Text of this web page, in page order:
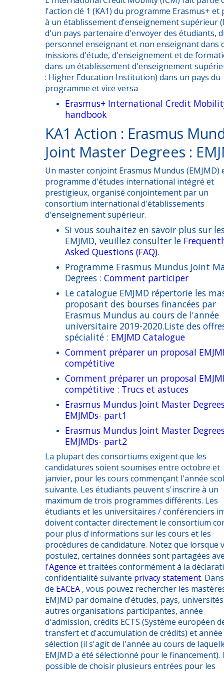
Jeunesse et Associations
KA1 Action: International Credit Mobility (ICM)
KA2 Action: Erasmus Mundus Joint Master Degrees
(EMJM)/Erasmus Mundus Design Measures (EMDM)
KA2 Action: Capacity Building in the field of Higher
Education (CBHE)
KA2 Action: Capacity Building in the field of Vocational
KA2 Action: Capacity Building in the field of Youth (CBY)
Jean Monnet Action
Erasmus+ Virtual Exchange
ErasmusDays
Grantholders Meeting
HERE@Tunisia
Clusters-Mretings Impact des projets CBHE
Recommandations Cluster Meeting Impact CBHE 2015-
2021
Rapport Etude Impact
Liste des Projets CBHE Erasmus+ Tunisiens
Liste des Projets Intra-Africa Erasmus+ Tunisiens
Liste des Universités Etatiques en Tunisie
Liste des Universités Privées en Tunisie
Priorités Nationales
Statistiques
Application Mobile
Liens&Docs Utiles
Actualités
Actualités
News Erasmus+
Contact
Points de Contacts
Présentation du Bureau
l'action clé 1 (KA1) du programme Erasmus+ et
à un établissement d'enseignement supérieur
d'un pays partenaire d'envoyer des étudiants,
personnel enseignant et non enseignant dans
missions d'étude, d'enseignement et de
dans un établissement d'enseignement
: Higher Education Institution) dans un pays du
programme et vice versa
Erasmus+ International Credit
handbook
KA1 Action : Erasmus
Joint Master Degrees :
Un master conjoint Erasmus Mundus (EMJMD)
programme d'études international intégré et
prestigieux, organisé conjointement par un
consortium international d'établissements
d'enseignement supérieur.
Si vous souhaitez en savoir plus sur
EMJMD, veuillez consulter le
Asked Questions (FAQ).
Programme Erasmus Mundus Joint
Degrees : Comment participer
Le catalogue EMJMD répertorie les
proposant des bourses financées par
Erasmus Mundus au cours de l'année
universitaire 2019-2020.Liste des
spécialité : EMJMD Catalogue
Comment préparer un proposal
compétitive
Comment préparer un proposal
compétitive : Trucs et astuces
Erasmus Mundus Joint Master
EMJMDs- part1
Erasmus Mundus Joint Master
EMJMDs- part2
La plupart des consortiums exigent que les
candidatures soient soumises entre octobre et
janvier, pour les cours commençant l'année
suivante. Les étudiants peuvent s'inscrire à un
maximum de trois programmes différents. Les
étudiants et les universitaires / conférenciers
doivent contacter directement le consortium
pour plus d'informations sur les cours et les
procédures de candidature. Notez que lorsque
postulez, certaines données sont partagées
l'Agence et traitées conformément à la
confidentialité suivante privacy statement.
de EACEA , vous pouvez rechercher les
EMJMD par domaine d'études, pays,
autres organisations participantes, année
d'admission, crédits ECTS (Système européen
transfert et d'accumulation de crédits) et année
sélection (il s'agit de l'année au cours de
EMJMD a été sélectionné pour le financement).
possible de choisir plusieurs entrées pour les